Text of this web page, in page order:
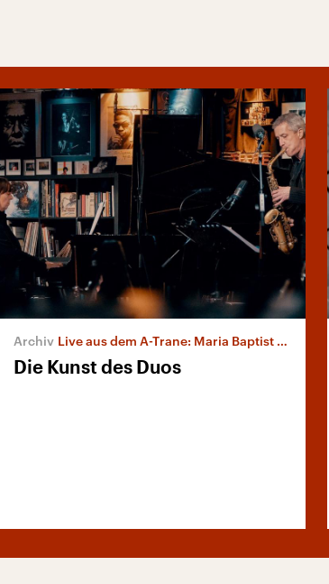
Live aus dem A-Trane: Maria Baptist und Jan von Klewitz
Die Kunst des Duos